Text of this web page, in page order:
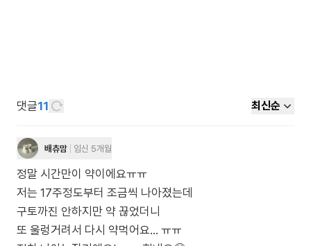
댓글11 최신순
배츄맘 임신 5개월
정말 시간만이 약이에요ㅠㅠ
저는 17주정도부터 조금씩 나아졌는데
구토까진 안하지만 약 끊었더니
또 울렁거려서 다시 약먹어요... ㅠㅠ